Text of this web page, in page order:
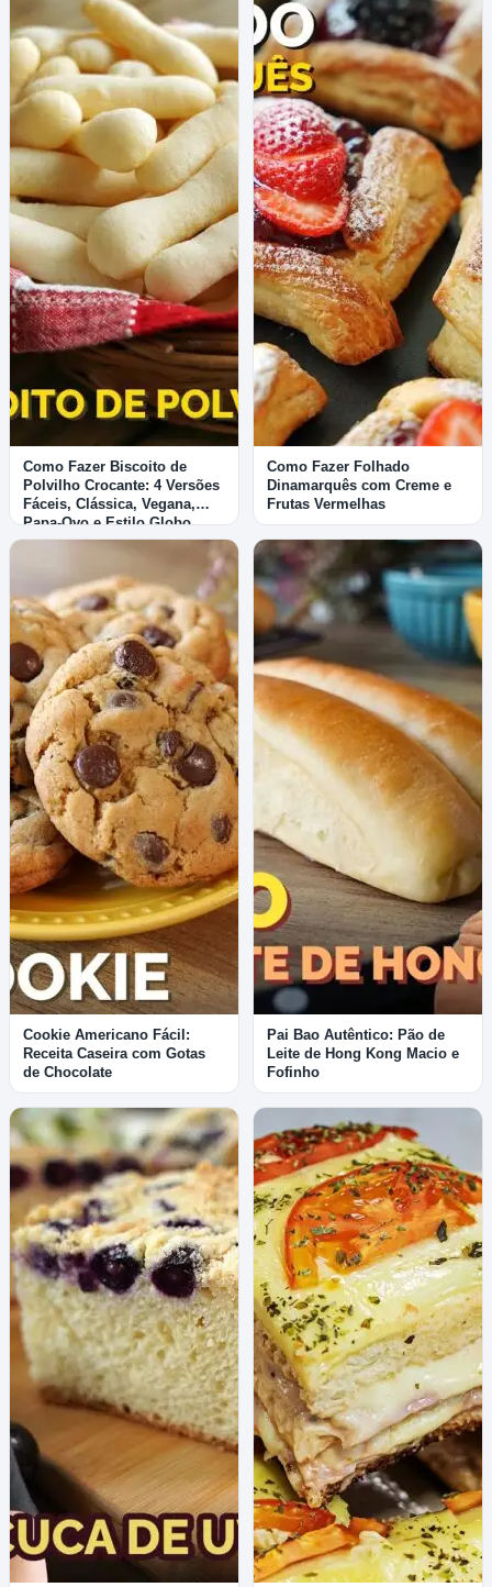
Como Fazer Biscoito de
Polvilho Crocante: 4 Versões
Fáceis, Clássica, Vegana,
Papa-Ovo e Estilo Globo
Como Fazer Folhado
Dinamarquês com Creme e
Frutas Vermelhas
Cookie Americano Fácil:
Receita Caseira com Gotas
de Chocolate
Pai Bao Autêntico: Pão de
Leite de Hong Kong Macio e
Fofinho